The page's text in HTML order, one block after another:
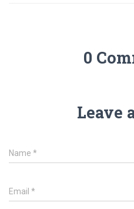
0
Leave
Name *
Email *